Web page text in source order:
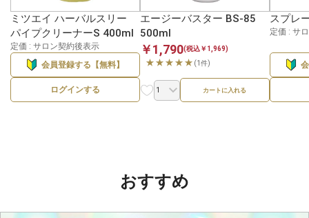
ミツエイ ハーバルスリー
パイプクリーナーS 400ml
定価 : サロン契約後表示
会員登録する【無料】
ログインする
エージーバスター BS-85
500ml
￥1,790(税込￥1,969)
★★★★★ (1件)
カートに入れる
スプレ
定価 : サ
おすすめ